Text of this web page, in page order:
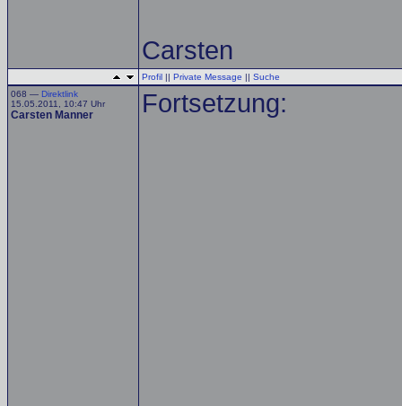
Carsten
Profil || Private Message || Suche
068 — Direktlink
15.05.2011, 10:47 Uhr
Carsten Manner Fortsetzung: